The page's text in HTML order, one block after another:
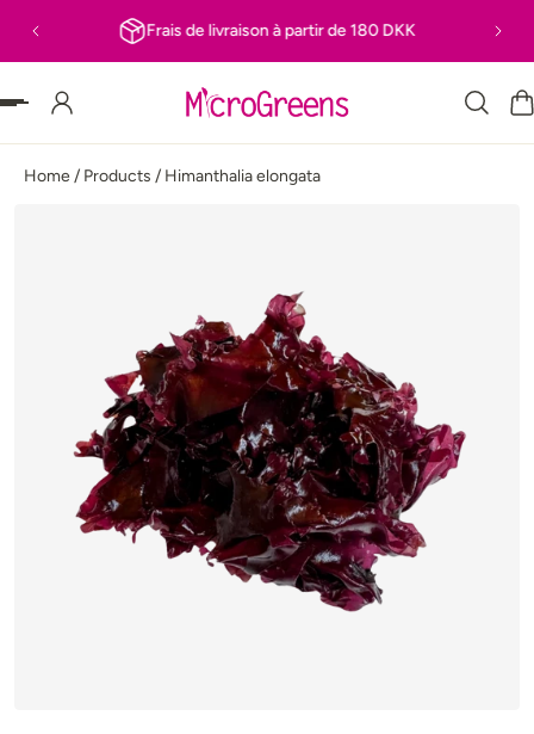
AU CONTENUFrais de livraison à partir de 180 DKK
Home/ Products / Himanthalia elongata